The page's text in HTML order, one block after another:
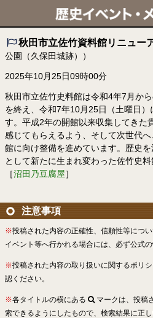
秋田市立佐竹資料館リニュー
公園（久保田城跡））
2025年10月25日09時00分
秋田市立佐竹史料館は令和4年7月か
を終え、令和7年10月25日（土曜日）
す。平成2年の開館以来収集してきた
感じてもらえるよう、そして次世代
館に向け整備を進めています。歴史
として新たに生まれ変わった佐竹史
［沼田乃豆腐屋］
注意事項
※投稿された内容の正確性、信頼性等につ
イベント等へ行かれる場合には、必ず公式
※投稿された内容の取り扱いに関するポリ
認ください。
※各タイトルの横にある
マークは、投稿
索できるようにしたもので、検索結果に正